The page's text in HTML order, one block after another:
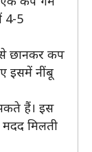
4-5
छानकर कप
इसमें नींबू
हैं। इस
मिलती